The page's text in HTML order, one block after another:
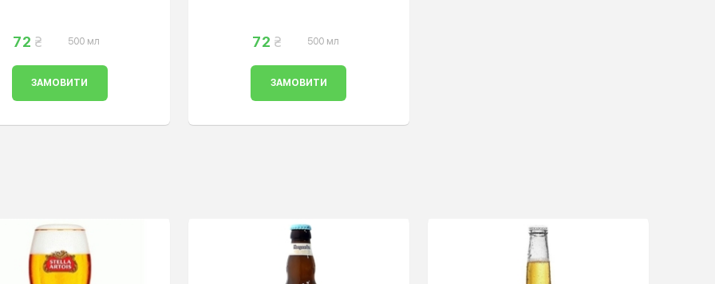
72 500 мл
ЗАМОВИТИ
72 500 мл
ЗАМОВИТИ